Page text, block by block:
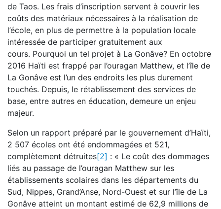
de Taos. Les frais d’inscription servent à couvrir les
coûts des matériaux nécessaires à la réalisation de
l’école, en plus de permettre à la population locale
intéressée de participer gratuitement aux
cours. Pourquoi un tel projet à La Gonâve? En octobre
2016 Haïti est frappé par l’ouragan Matthew, et l’île de
La Gonâve est l’un des endroits les plus durement
touchés. Depuis, le rétablissement des services de
base, entre autres en éducation, demeure un enjeu
majeur.
Selon un rapport préparé par le gouvernement d’Haïti,
2 507 écoles ont été endommagées et 521,
complètement détruites[2] : « Le coût des dommages
liés au passage de l’ouragan Matthew sur les
établissements scolaires dans les départements du
Sud, Nippes, Grand’Anse, Nord-Ouest et sur l’île de La
Gonâve atteint un montant estimé de 62,9 millions de